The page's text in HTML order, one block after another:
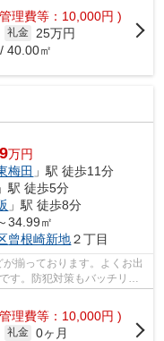
理費等：10,000円 )
礼金
25万円
40.00㎡
万円
梅田 」駅 徒歩11分
」駅 徒歩5分
」駅 徒歩8分
34.99㎡
曾根崎新地２丁目
揃っております。よくお出
す。防犯対策もバッチリな
理費等：10,000円 )
礼金 0ヶ月